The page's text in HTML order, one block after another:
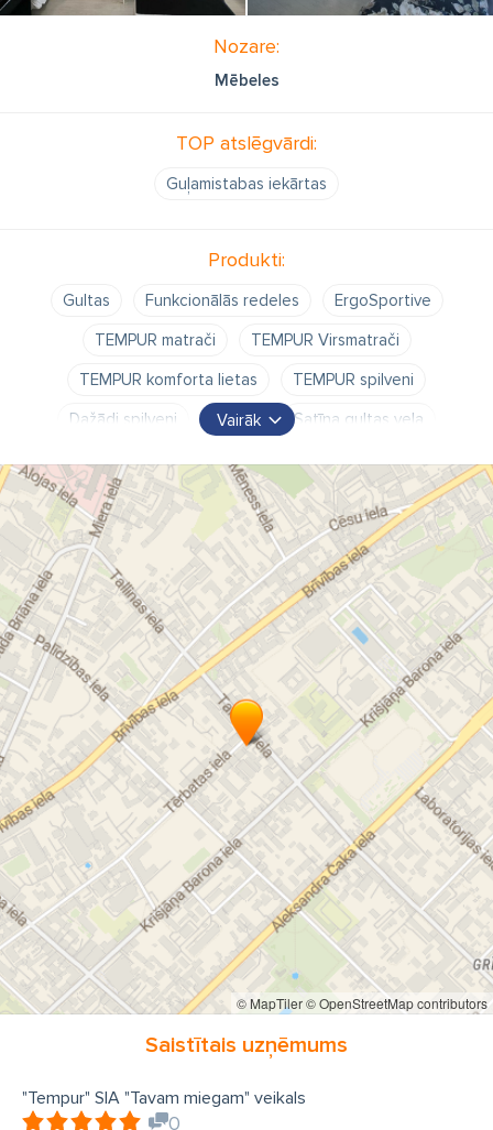
Nozare:
Mēbeles
TOP atslēgvārdi:
Guļamistabas iekārtas
Produkti:
Gultas Funkcionālās redeles
ErgoSportive
TEMPUR matrači
TEMPUR Virsmatrači
TEMPUR komforta lietas
TEMPUR spilveni
Dažādi spilveni
Segas
Satīna gultas veļa
Ūdens necaurlaidīgie palagi
Spilvendrānas
Zīda spilvendrānas
Halāti
Gultu pārklāji
Aromātiskās sveces
Telpu aromāti
Vairāk
© MapTiler© OpenStreetMap contributors
Saistītais uzņēmums
"Tempur" SIA "Tavam miegam" veikals
0